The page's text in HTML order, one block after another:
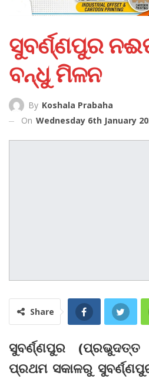
ସୁବର୍ଣ୍ଣପୁର
ବ‌ନ୍ଧୁ ମିଳନ
By Koshala Prabaha
On Wednesday 6th January
Share
ସୁବର୍ଣ୍ଣପୁର
ପ୍ରଥମ ସକାଳରୁ